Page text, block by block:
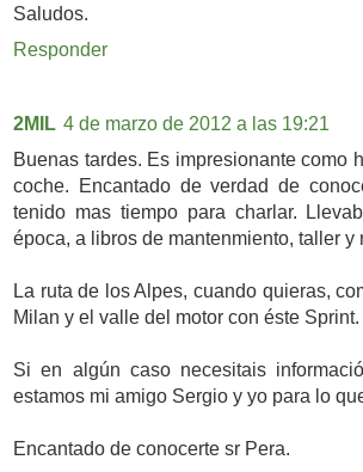
Saludos.
Responder
2MIL 4 de marzo de 2012 a las 19:21
Buenas tardes. Es impresionante como
coche. Encantado de verdad de
tenido mas tiempo para charlar.
época, a libros de mantenmiento, taller y
La ruta de los Alpes, cuando quieras,
Milan y el valle del motor con éste Sprint.
Si en algún caso necesitais
estamos mi amigo Sergio y yo para lo
Encantado de conocerte sr Pera.